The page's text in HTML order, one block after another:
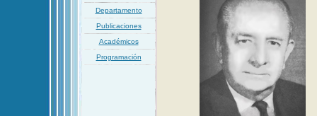
Departamento
Publicaciones
Académicos
Programación